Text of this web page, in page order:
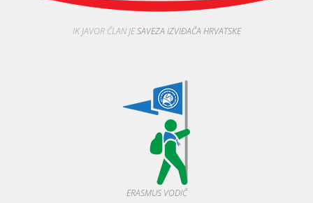
IK JAVOR ČLAN JESAVEZA IZVIĐAČA HRVATSKE
ERASMUS VODIČ